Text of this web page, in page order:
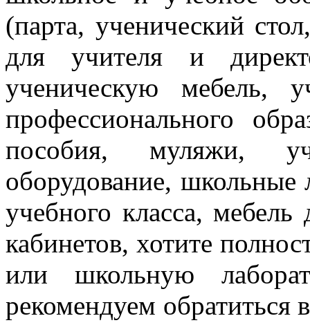
(парта, ученический
для учителя и
ученическую мебель,
профессионального
пособия, муляжи,
оборудование, школьные
учебного класса,
кабинетов, хотите
или школьную
рекомендуем